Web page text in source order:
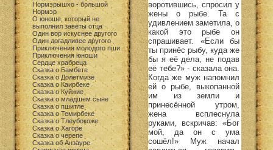
Нормэрышхо - большой
Нормэр
О юноше, который не
выполнил заветы отца
Один вор искуснее другого
Один догадливее другого
Приключения молодого пши
Приключения юноши
Сердце храбреца
Сказка о Бамбете
Сказка о Долетмизе
Сказка о Каирбеке
Сказка о Куйжие
Сказка о младшем сыне
Сказка о пшитле
Сказка о Темирбеке
Сказка о Тлеубокоже
Сказка о Хагоре
Сказка о черепе
Сказка об Анзауре
воротившись, спросил у
жены о рыбе. Та с
удивлением заметила, о
какой это рыбе он
спрашивает. «Если бы
ты принёс рыбу, куда же
бы я её дела, не подав
её тебе?» - сказала она.
Когда же муж напомнил
ей о рыбе, выкопанной
им из земли и
принесённой утром,
жена всплеснула
руками, вскричав: «Бог
мой, да он с ума
сошёл!» Муж начал